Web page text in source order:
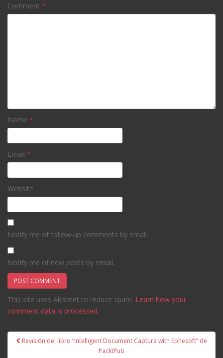
Comment *
Name *
Email *
Website
Notify me of follow-up comments by email.
Notify me of new posts by email.
This site uses Akismet to reduce spam. Learn how your
comment data is processed.
PostRevisión del libro “Intelligent Document Capture with Ephesoft” de
PacktPub